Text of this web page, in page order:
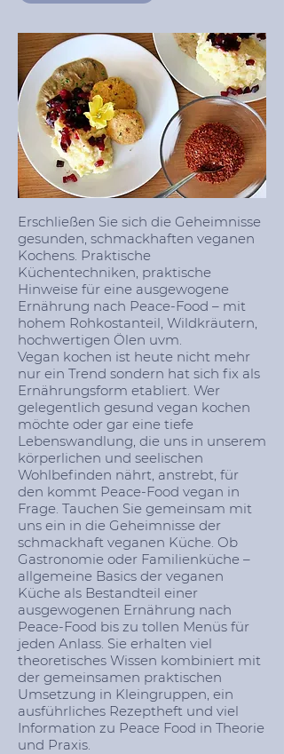
Erschließen Sie sich die Geheimnisse
gesunden, schmackhaften veganen
Kochens. Praktische
Küchentechniken, praktische
Hinweise für eine ausgewogene
Ernährung nach Peace-Food – mit
hohem Rohkostanteil, Wildkräutern,
hochwertigen Ölen uvm.
Vegan kochen ist heute nicht mehr
nur ein Trend sondern hat sich fix als
Ernährungsform etabliert. Wer
gelegentlich gesund vegan kochen
möchte oder gar eine tiefe
Lebenswandlung, die uns in unserem
körperlichen und seelischen
Wohlbefinden nährt, anstrebt, für
den kommt Peace-Food vegan in
Frage. Tauchen Sie gemeinsam mit
uns ein in die Geheimnisse der
schmackhaft veganen Küche. Ob
Gastronomie oder Familienküche –
allgemeine Basics der veganen
Küche als Bestandteil einer
ausgewogenen Ernährung nach
Peace-Food bis zu tollen Menüs für
jeden Anlass. Sie erhalten viel
theoretisches Wissen kombiniert mit
der gemeinsamen praktischen
Umsetzung in Kleingruppen, ein
ausführliches Rezeptheft und viel
Information zu Peace Food in Theorie
und Praxis.